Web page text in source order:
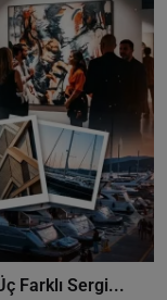
Farklı Sergi...